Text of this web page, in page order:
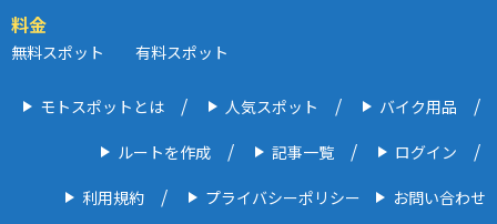
料金
無料スポット 有料スポット
モトスポットとは 人気スポット バイク用品
ルートを作成 記事一覧 ログイン
利用規約 プライバシーポリシー お問い合わせ